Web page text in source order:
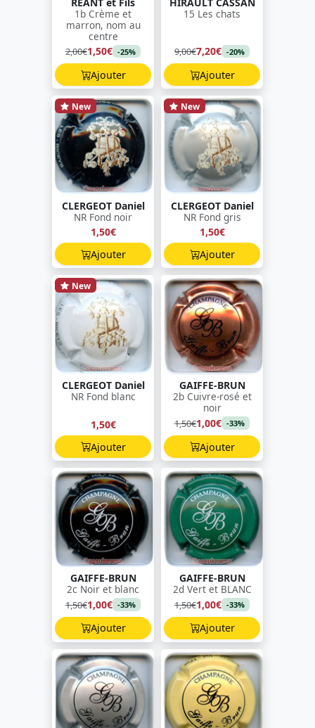
1b Crème et
marron, nom au
centre
2,00€1,50€ -25%
Ajouter
15 Les chats
9,00€7,20€ -20%
Ajouter
New
CLERGEOT Daniel
NR Fond noir
1,50€
Ajouter
New
CLERGEOT Daniel
NR Fond gris
1,50€
Ajouter
New
CLERGEOT Daniel
NR Fond blanc
1,50€
Ajouter
GAIFFE-BRUN
2b Cuivre-rosé et
noir
1,50€1,00€ -33%
Ajouter
GAIFFE-BRUN
2c Noir et blanc
1,50€1,00€ -33%
Ajouter
GAIFFE-BRUN
2d Vert et BLANC
1,50€1,00€ -33%
Ajouter